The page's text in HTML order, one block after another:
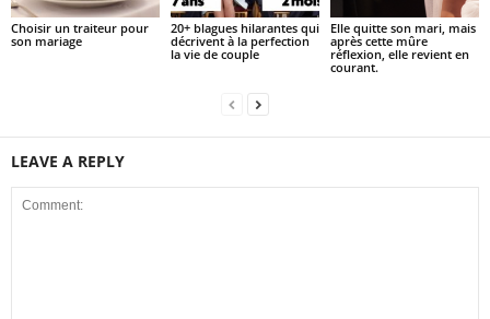
Choisir un traiteur pour
son mariage
20+ blagues hilarantes qui
décrivent à la perfection
la vie de couple
Elle quitte son mari, mais
après cette mûre
réflexion, elle revient en
courant.
LEAVE A REPLY